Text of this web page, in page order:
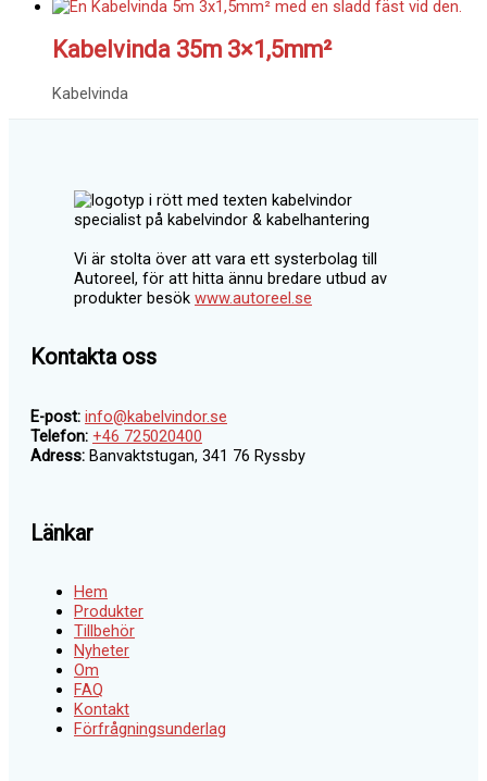
Kabelvinda 35m 3×1,5mm²
Kabelvinda
Vi är stolta över att vara ett systerbolag till
Autoreel, för att hitta ännu bredare utbud av
produkter besök www.autoreel.se
Kontakta oss
E-post: info@kabelvindor.se
Telefon: +46 725020400
Adress: Banvaktstugan, 341 76 Ryssby
Länkar
Hem
Produkter
Tillbehör
Nyheter
Om
FAQ
Kontakt
Förfrågningsunderlag